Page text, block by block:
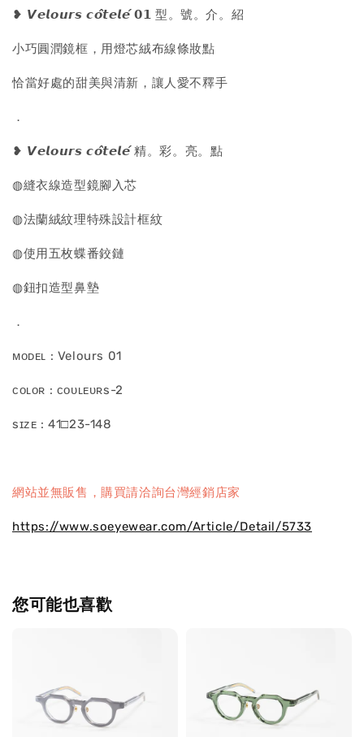
❥ 𝙑𝙚𝙡𝙤𝙪𝙧𝙨 𝙘𝙤̂𝙩𝙚𝙡𝙚́ 𝟬𝟭 型。號。介。紹
小巧圓潤鏡框，用燈芯絨布線條妝點
恰當好處的甜美與清新，讓人愛不釋手
．
❥ 𝙑𝙚𝙡𝙤𝙪𝙧𝙨 𝙘𝙤̂𝙩𝙚𝙡𝙚́ 精。彩。亮。點
◍縫衣線造型鏡腳入芯
◍法蘭絨紋理特殊設計框紋
◍使用五枚蝶番鉸鏈
◍鈕扣造型鼻墊
．
ᴍᴏᴅᴇʟ : Velours 01
ᴄᴏʟᴏʀ : ᴄᴏᴜʟᴇᴜʀs-2
sɪᴢᴇ : 41□23-148
網站並無販售，購買請洽詢台灣經銷店家
https://www.soeyewear.com/Article/Detail/5733
您可能也喜歡